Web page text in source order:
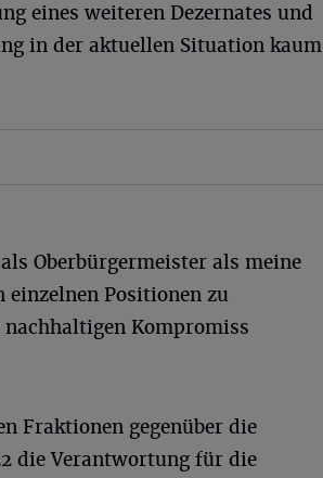
eines weiteren Dezernates und
in der aktuellen Situation kaum
Oberbürgermeister als meine
einzelnen Positionen zu
Kompromiss
Fraktionen gegenüber die
die Verantwortung für die